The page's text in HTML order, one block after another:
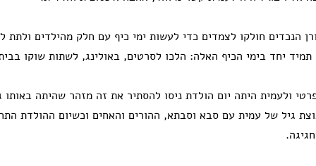
הנכדים חולקו לצמדים כדי לעשות ימי כיף עם חלק מהילדים ולתת
תמיד יחד בימי הכיף האלה: הלכו לסרטים, באולינג, לשתות שוקו
ולעמית היתה יום הולדת ניסו להסתיר את זה מזהר שהיתה באותו
גיל של עמית עם סבא וסבתא, ההורים והאחים וכשיום ההולדת